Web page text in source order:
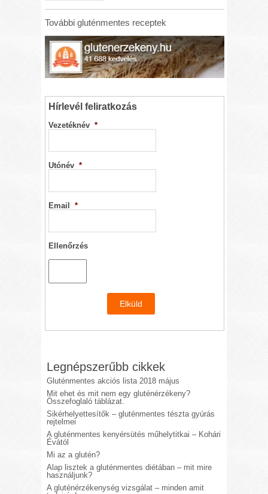
További gluténmentes receptek
Hírlevél feliratkozás
Vezetéknév *
Utónév *
Email *
Ellenőrzés
Legnépszerűbb cikkek
Gluténmentes akciós lista 2018 május
Mit ehet és mit nem egy gluténérzékeny?
Összefoglaló táblázat.
Sikérhelyettesítők – gluténmentes tészta gyúrás
rejtelmei
A gluténmentes kenyérsütés műhelytitkai – Kohári
Évától
Mi az a glutén?
Alap lisztek a gluténmentes diétában – mit mire
használjunk?
A gluténérzékenység vizsgálat – minden amit